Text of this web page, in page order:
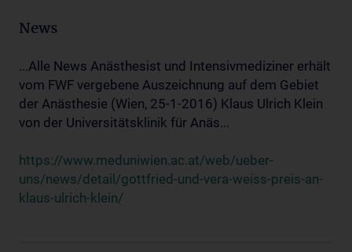
News
...Alle News Anästhesist und Intensivmediziner erhält
vom FWF vergebene Auszeichnung auf dem Gebiet
der Anästhesie (Wien, 25-1-2016) Klaus Ulrich Klein
von der Universitätsklinik für Anäs...
https://www.meduniwien.ac.at/web/ueber-
uns/news/detail/gottfried-und-vera-weiss-preis-an-
klaus-ulrich-klein/